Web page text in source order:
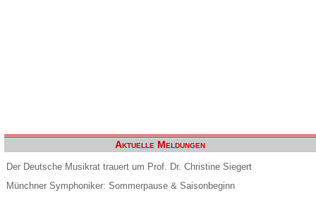
Aktuelle Meldungen
Der Deutsche Musikrat trauert um Prof. Dr. Christine Siegert
Münchner Symphoniker: Sommerpause & Saisonbeginn